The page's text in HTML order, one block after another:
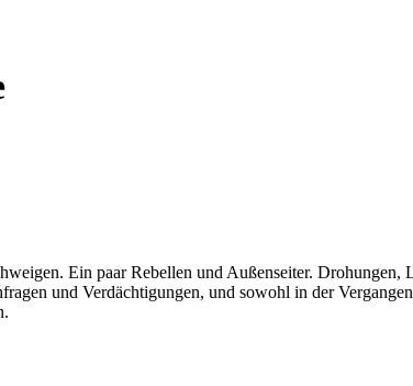
Ein paar Rebellen und Außenseiter. Drohungen,
und Verdächtigungen, und sowohl in der